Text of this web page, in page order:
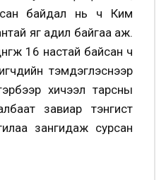
байдал нь ч Ким
яг адил байгаа аж.
16 настай байсан ч
тэмдэглэснээр
хичээл тарсны
завиар тэнгист
зангидаж сурсан